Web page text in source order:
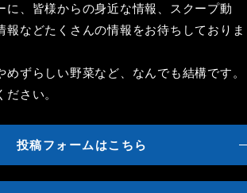
に、皆様からの身近な情報、スクープ動
報などたくさんの情報をお待ちしておりま
めずらしい野菜など、なんでも結構です。
ださい。
投稿フォームはこちら